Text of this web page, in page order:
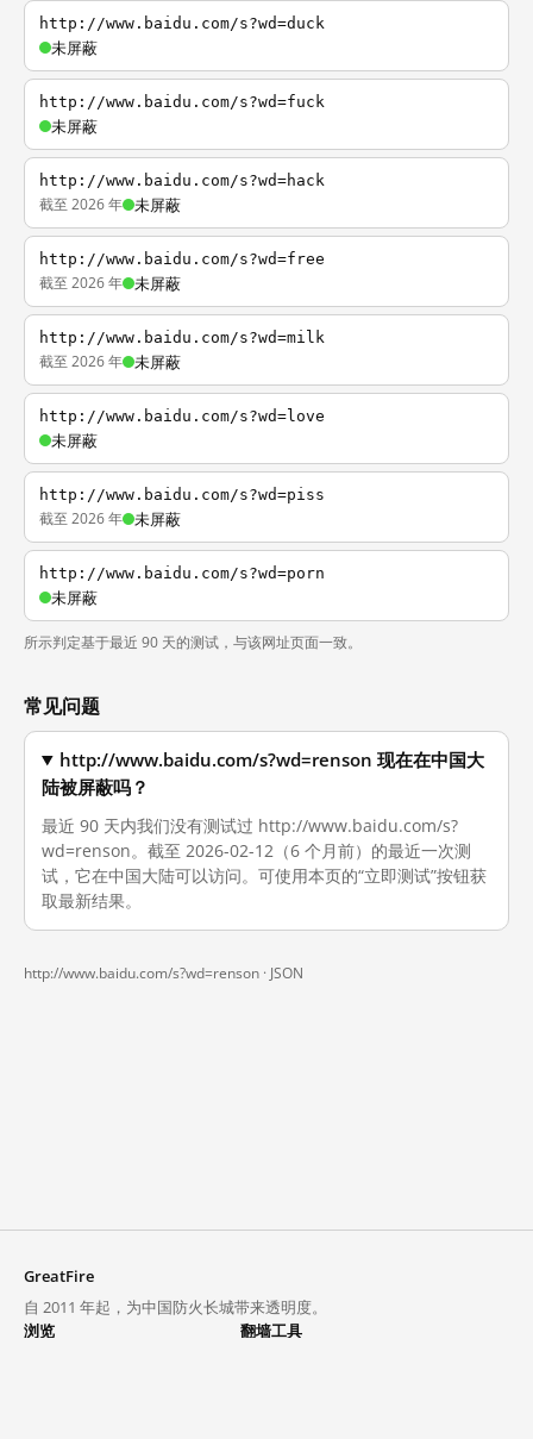
http://www.baidu.com/s?wd=duck
未屏蔽
http://www.baidu.com/s?wd=fuck
未屏蔽
http://www.baidu.com/s?wd=hack
截至 2026 年 未屏蔽
http://www.baidu.com/s?wd=free
截至 2026 年 未屏蔽
http://www.baidu.com/s?wd=milk
截至 2026 年 未屏蔽
http://www.baidu.com/s?wd=love
未屏蔽
http://www.baidu.com/s?wd=piss
截至 2026 年 未屏蔽
http://www.baidu.com/s?wd=porn
未屏蔽
所示判定基于最近 90 天的测试，与该网址页面一致。
常见问题
http://www.baidu.com/s?wd=renson 现在在中国大
陆被屏蔽吗？
最近 90 天内我们没有测试过 http://www.baidu.com/s?
wd=renson。截至 2026-02-12（6 个月前）的最近一次测
试，它在中国大陆可以访问。可使用本页的“立即测试”按钮获
取最新结果。
http://www.baidu.com/s?wd=renson · JSON
GreatFire
自 2011 年起，为中国防火长城带来透明度。
浏览
翻墙工具